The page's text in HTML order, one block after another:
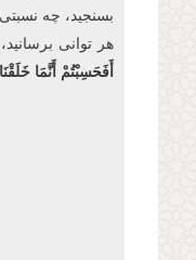
بسنجید، چه
هر توانی
أَفَحَسِبْتُمْ أَنَّمَا